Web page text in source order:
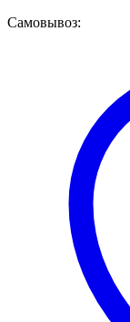
Самовывоз: